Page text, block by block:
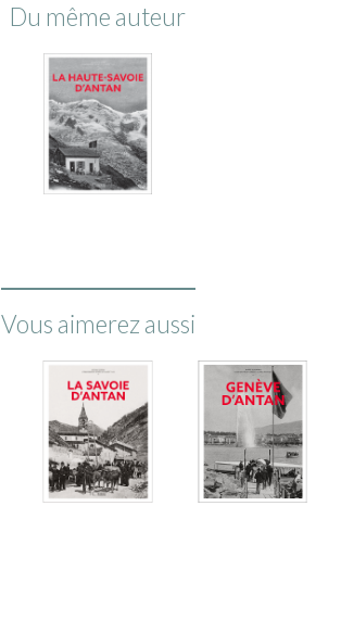
Du même auteur
Vous aimerez aussi